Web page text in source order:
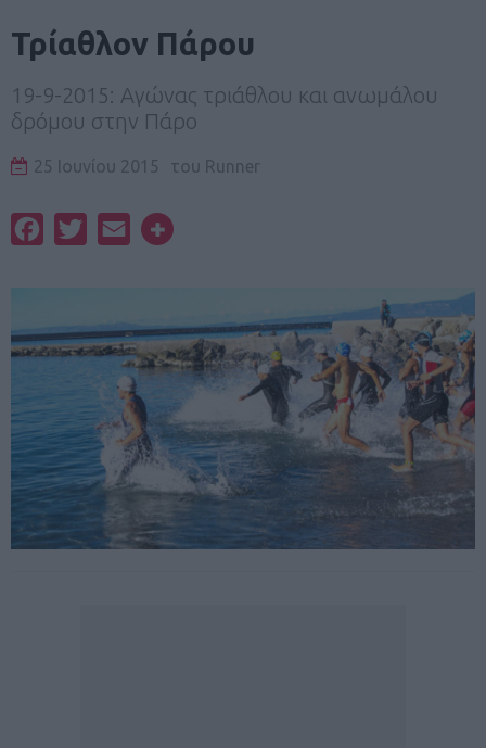
Τρίαθλον Πάρου
19-9-2015: Αγώνας τριάθλου και ανωμάλου
δρόμου στην Πάρο
25 Ιουνίου 2015 του Runner
FacebookTwitterEmail